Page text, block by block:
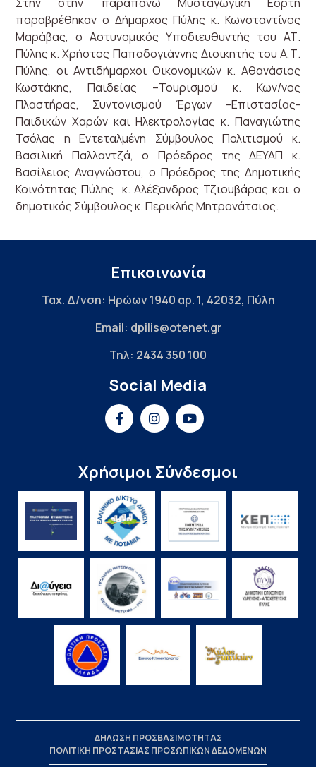
παραβρέθηκαν ο Δήμαρχος Πύλης κ. Κωνσταντίνος
Μαράβας, ο Αστυνομικός Υποδιευθυντής του ΑΤ.
Πύλης κ. Χρήστος Παπαδογιάννης Διοικητής του Α,Τ.
Πύλης, οι Αντιδήμαρχοι Οικονομικών κ. Αθανάσιος
Κωστάκης, Παιδείας –Τουρισμού κ. Κων/νος
Πλαστήρας, Συντονισμού Έργων –Επιστασίας-
Παιδικών Χαρών και Ηλεκτρολογίας κ. Παναγιώτης
Τσόλας η Εντεταλμένη Σύμβουλος Πολιτισμού κ.
Βασιλική Παλλαντζά, ο Πρόεδρος της ΔΕΥΑΠ κ.
Βασίλειος Αναγνώστου, ο Πρόεδρος της Δημοτικής
Κοινότητας Πύλης κ. Αλέξανδρος Τζιουβάρας και ο
δημοτικός Σύμβουλος κ. Περικλής Μητρονάτσιος.
Επικοινωνία
Ταχ. Δ/νση: Ηρώων 1940 αρ. 1, 42032, Πύλη
Email: dpilis@otenet.gr
Τηλ: 2434 350 100
Social Media
Χρήσιμοι Σύνδεσμοι
ΔΗΛΩΣΗ ΠΡΟΣΒΑΣΙΜΟΤΗΤΑΣ
ΠΟΛΙΤΙΚΗ ΠΡΟΣΤΑΣΙΑΣ ΠΡΟΣΩΠΙΚΩΝ ΔΕΔΟΜΕΝΩΝ